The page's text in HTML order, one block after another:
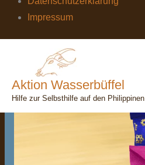
Impressum
Aktion Wasserbüffel
Hilfe zur Selbsthilfe auf den Philippinen